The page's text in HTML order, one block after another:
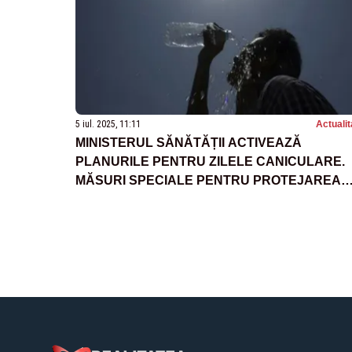
5 iul. 2025, 11:11
MINISTERUL SĂNĂTĂȚII ACTIVEAZĂ
PLANURILE PENTRU ZILELE CANICULARE.
MĂSURI SPECIALE PENTRU PROTEJAREA